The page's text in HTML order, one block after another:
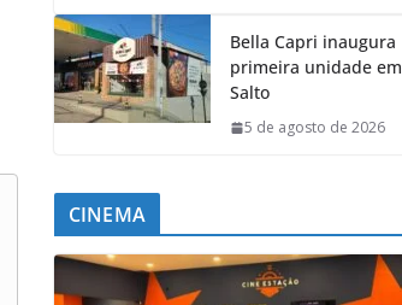
Bella Capri inaugura
primeira unidade em
Salto
5 de agosto de 2026
CINEMA